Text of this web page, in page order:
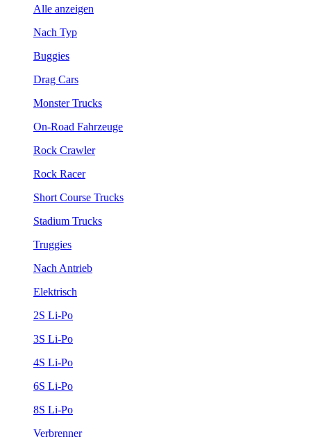
Alle anzeigen
Nach Typ
Buggies
Drag Cars
Monster Trucks
On-Road Fahrzeuge
Rock Crawler
Rock Racer
Short Course Trucks
Stadium Trucks
Truggies
Nach Antrieb
Elektrisch
2S Li-Po
3S Li-Po
4S Li-Po
6S Li-Po
8S Li-Po
Verbrenner